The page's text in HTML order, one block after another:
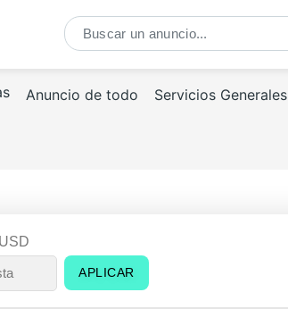
Anuncio de todo Servicios Generales
USD
APLICAR